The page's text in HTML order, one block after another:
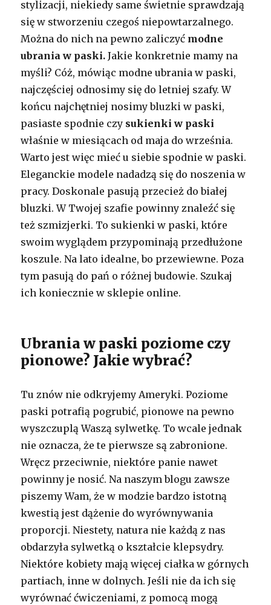
stylizacji, niekiedy same świetnie sprawdzają
się w stworzeniu czegoś niepowtarzalnego.
Można do nich na pewno zaliczyć modne
ubrania w paski. Jakie konkretnie mamy na
myśli? Cóż, mówiąc modne ubrania w paski,
najczęściej odnosimy się do letniej szafy. W
końcu najchętniej nosimy bluzki w paski,
pasiaste spodnie czy sukienki w paski
właśnie w miesiącach od maja do września.
Warto jest więc mieć u siebie spodnie w paski.
Eleganckie modele nadadzą się do noszenia w
pracy. Doskonale pasują przecież do białej
bluzki. W Twojej szafie powinny znaleźć się
też szmizjerki. To sukienki w paski, które
swoim wyglądem przypominają przedłużone
koszule. Na lato idealne, bo przewiewne. Poza
tym pasują do pań o różnej budowie. Szukaj
ich koniecznie w sklepie online.
Ubrania w paski poziome czy
pionowe? Jakie wybrać?
Tu znów nie odkryjemy Ameryki. Poziome
paski potrafią pogrubić, pionowe na pewno
wyszczuplą Waszą sylwetkę. To wcale jednak
nie oznacza, że te pierwsze są zabronione.
Wręcz przeciwnie, niektóre panie nawet
powinny je nosić. Na naszym blogu zawsze
piszemy Wam, że w modzie bardzo istotną
kwestią jest dążenie do wyrównywania
proporcji. Niestety, natura nie każdą z nas
obdarzyła sylwetką o kształcie klepsydry.
Niektóre kobiety mają więcej ciałka w górnych
partiach, inne w dolnych. Jeśli nie da ich się
wyrównać ćwiczeniami, z pomocą mogą